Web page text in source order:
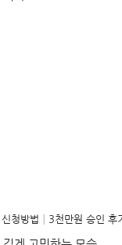
청방법│3천만원 승인 후기